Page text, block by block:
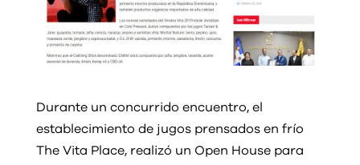
Durante un concurrido encuentro, el
establecimiento de jugos prensados en frío
The Vita Place, realizó un Open House para